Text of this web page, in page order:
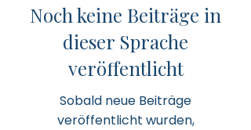
Noch keine Beiträge in
dieser Sprache
veröffentlicht
Sobald neue Beiträge
veröffentlicht wurden,